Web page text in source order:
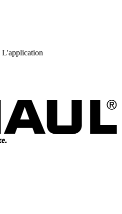
L'application